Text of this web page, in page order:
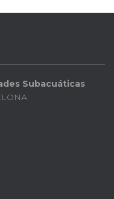
Subacuáticas